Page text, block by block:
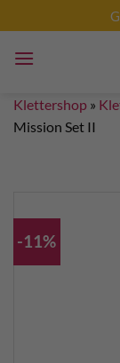
Inhalt
springen
Klettershop »
Mission Set II
-11%